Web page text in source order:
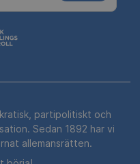
partipolitiskt och
Sedan 1892 har vi
allemansrätten.